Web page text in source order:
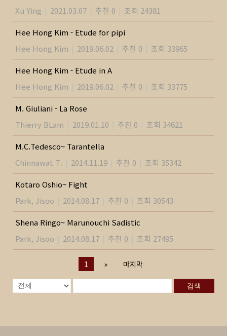
Xu Ying | 2021.03.07 | 추천 0 | 조회 24381
Hee Hong Kim - Etude for pipi
Hee Hong Kim | 2019.06.02 | 추천 0 | 조회 33965
Hee Hong Kim - Etude in A
Hee Hong Kim | 2019.06.02 | 추천 0 | 조회 33775
M. Giuliani - La Rose
Thierry BLam | 2019.01.10 | 추천 0 | 조회 34621
M.C.Tedesco~ Tarantella
Chinnawat T. | 2014.11.19 | 추천 0 | 조회 35342
Kotaro Oshio~ Fight
Park, Jisoo | 2014.08.17 | 추천 0 | 조회 30543
Shena Ringo~ Marunouchi Sadistic
Park, Jisoo | 2014.08.17 | 추천 0 | 조회 27495
1 » 마지막
검색